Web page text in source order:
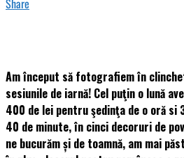
Am început să fotografiem în
sesiunile de iarnă! Cel puţin o lună
400 de lei pentru şedinţa de o oră si
40 de minute, în cinci decoruri de
ne bucurăm și de toamnă, am mai